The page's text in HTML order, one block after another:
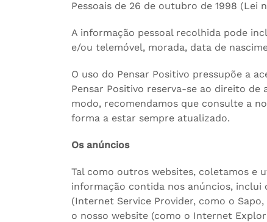
Pessoais de 26 de outubro de 1998 (Lei
A informação pessoal recolhida pode
e/ou telemóvel, morada, data de
O uso do Pensar Positivo pressupõe a
Pensar Positivo reserva-se ao direito
modo, recomendamos que consulte a
forma a estar sempre atualizado.
Os anúncios
Tal como outros websites, coletamos e
informação contida nos anúncios, inclui
(Internet Service Provider, como o
o nosso website (como o Internet